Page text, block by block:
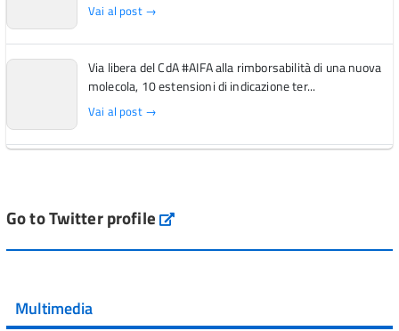
Vai al post →
Via libera del CdA #AIFA alla rimborsabilità di una nuova
molecola, 10 estensioni di indicazione ter...
Vai al post →
Vai al post →
Vai al post →
Go to Twitter profile aifa_ufficiale
Multimedia